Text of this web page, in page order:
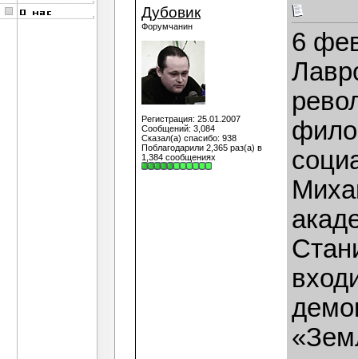
Дубовик
Форумчанин
Регистрация: 25.01.2007
Сообщений: 3,084
Сказал(а) спасибо: 938
Поблагодарили 2,365 раз(а) в
1,384 сообщениях
6